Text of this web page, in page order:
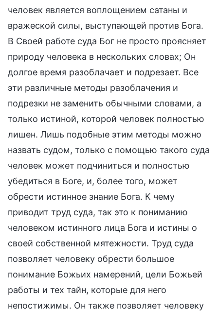
человек является воплощением сатаны и
вражеской силы, выступающей против Бога.
В Своей работе суда Бог не просто проясняет
природу человека в нескольких словах; Он
долгое время разоблачает и подрезает. Все
эти различные методы разоблачения и
подрезки не заменить обычными словами, а
только истиной, которой человек полностью
лишен. Лишь подобные этим методы можно
назвать судом, только с помощью такого суда
человек может подчиниться и полностью
убедиться в Боге, и, более того, может
обрести истинное знание Бога. К чему
приводит труд суда, так это к пониманию
человеком истинного лица Бога и истины о
своей собственной мятежности. Труд суда
позволяет человеку обрести большое
понимание Божьих намерений, цели Божьей
работы и тех тайн, которые для него
непостижимы. Он также позволяет человеку